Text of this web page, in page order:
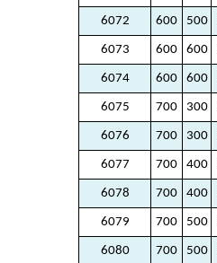
6072 600 500
6073 600 600
6074 600 600
6075 700 300
6076 700 300
6077 700 400
6078 700 400
6079 700 500
6080 700 500